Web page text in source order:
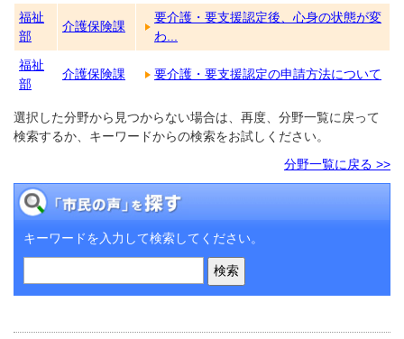
福祉
部
介護保険課
要介護・要支援認定後、心身の状態が変
わ...
福祉
部
介護保険課 要介護・要支援認定の申請方法について
選択した分野から見つからない場合は、再度、分野一覧に戻って
検索するか、キーワードからの検索をお試しください。
分野一覧に戻る >>
キーワードを入力して検索してください。